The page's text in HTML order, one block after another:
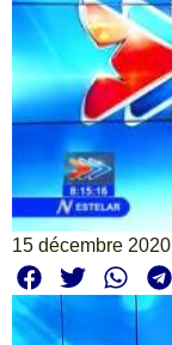
15 décembre 2020